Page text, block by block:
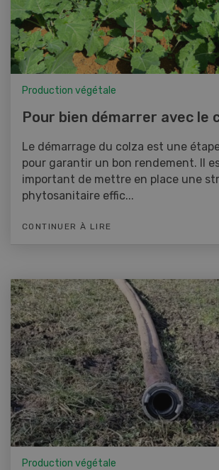
Production végétale
Pour bien démarrer avec le
Le démarrage du colza est une
pour garantir un bon rendement. Il
important de mettre en place une
phytosanitaire effic...
CONTINUER À LIRE
Production végétale